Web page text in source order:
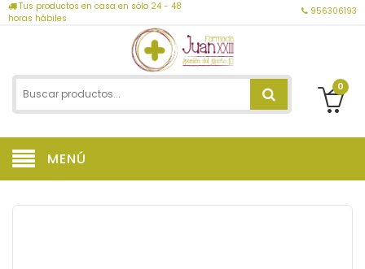
Tus productos en casa en sólo 24 - 48
horas hábiles
956306193
0
MENÚ